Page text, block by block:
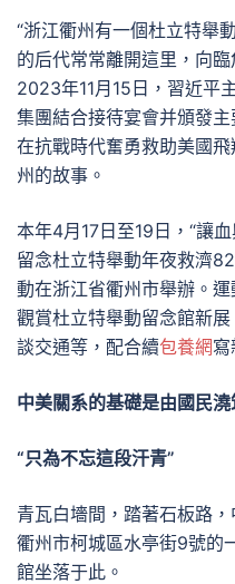
“浙江衢州有一個杜立特舉
的后代常常離開這里，向
2023年11月15日，習近平
集團結合接待宴會并頒發
在抗戰時代奮勇救助美國
州的故事。
本年4月17日至19日，“讓
留念杜立特舉動年夜救濟
動在浙江省衢州市舉辦。
觀賞杜立特舉動留念館新
談交通等，配合續包養網寫
中美關系的基礎是由國民
“只為不忘這段汗青”
青瓦白墻間，踏著石板路
衢州市柯城區水亭街9號的
館坐落于此。